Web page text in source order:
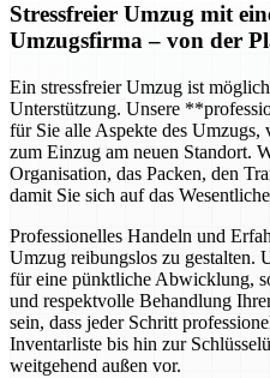
Stressfreier Umzug mit
Umzugsfirma – von der
Ein stressfreier Umzug ist
Unterstützung. Unsere
für Sie alle Aspekte des Umzugs,
zum Einzug am neuen Standort.
Organisation, das Packen, den
damit Sie sich auf das
Professionelles Handeln und
Umzug reibungslos zu gestalten.
für eine pünktliche Abwicklung,
und respektvolle Behandlung
sein, dass jeder Schritt
Inventarliste bis hin zur
weitgehend außen vor.